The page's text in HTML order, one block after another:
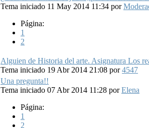
Tema iniciado 11 May 2014 11:34 por
Página:
1
2
Alguien de Historia del arte. Asignatura Los
Tema iniciado 19 Abr 2014 21:08 por4547
Una pregunta!!
Tema iniciado 07 Abr 2014 11:28 porElena
Página:
1
2